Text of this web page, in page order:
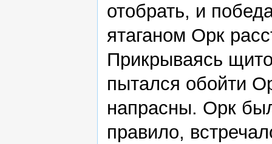
отобрать, и
ятаганом Орк
Прикрываясь
пытался обойти
напрасны. Орк
правило,